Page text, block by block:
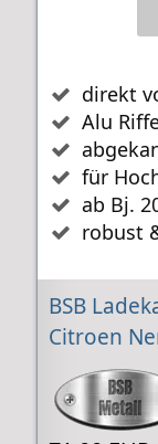
direkt
Alu
für
ab Bj.
robust
BSB
Citroen